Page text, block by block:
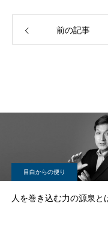
前の記事
目白からの便り
人を巻き込む力の源泉と